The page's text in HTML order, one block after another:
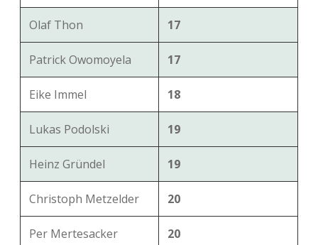
Olaf Thon 17
Patrick Owomoyela 17
Eike Immel 18
Lukas Podolski 19
Heinz Gründel 19
Christoph Metzelder 20
Per Mertesacker 20